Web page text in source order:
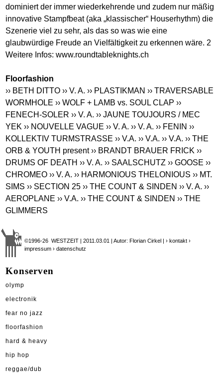
dominiert der immer wiederkehrende und zudem nur mäßig
innovative Stampfbeat (aka „klassischer“ Houserhythm) die
Szenerie viel zu sehr, als das so was wie eine
glaubwürdige Freude an Vielfältigkeit zu erkennen wäre. 2
Weitere Infos:www.roundtableknights.ch
Floorfashion
›› BETH DITTO ›› V. A. ›› PLASTIKMAN ›› TRAVERSABLE
WORMHOLE ›› WOLF + LAMB vs. SOUL CLAP ››
FENECH-SOLER ›› V. A. ›› JAUNE TOUJOURS / MEC
YEK ›› NOUVELLE VAGUE ›› V. A. ›› V. A. ›› FENIN ››
KOLLEKTIV TURMSTRASSE ›› V.A. ›› V.A. ›› V.A. ›› THE
ORB & YOUTH present ›› BRANDT BRAUER FRICK ››
DRUMS OF DEATH ›› V. A. ›› SAALSCHUTZ ›› GOOSE ››
CHROMEO ›› V. A. ›› HARMONIOUS THELONIOUS ›› MT.
SIMS ›› SECTION 25 ›› THE COUNT & SINDEN ›› V. A. ››
AEROPLANE ›› V.A. ›› THE COUNT & SINDEN ›› THE
GLIMMERS
©1996-26 WESTZEIT | 2011.03.01 | Autor: Florian Cirkel |› kontakt ›
impressum › datenschutz
Konserven
olymp
electronik
fear no jazz
floorfashion
hard & heavy
hip hop
reggae/dub